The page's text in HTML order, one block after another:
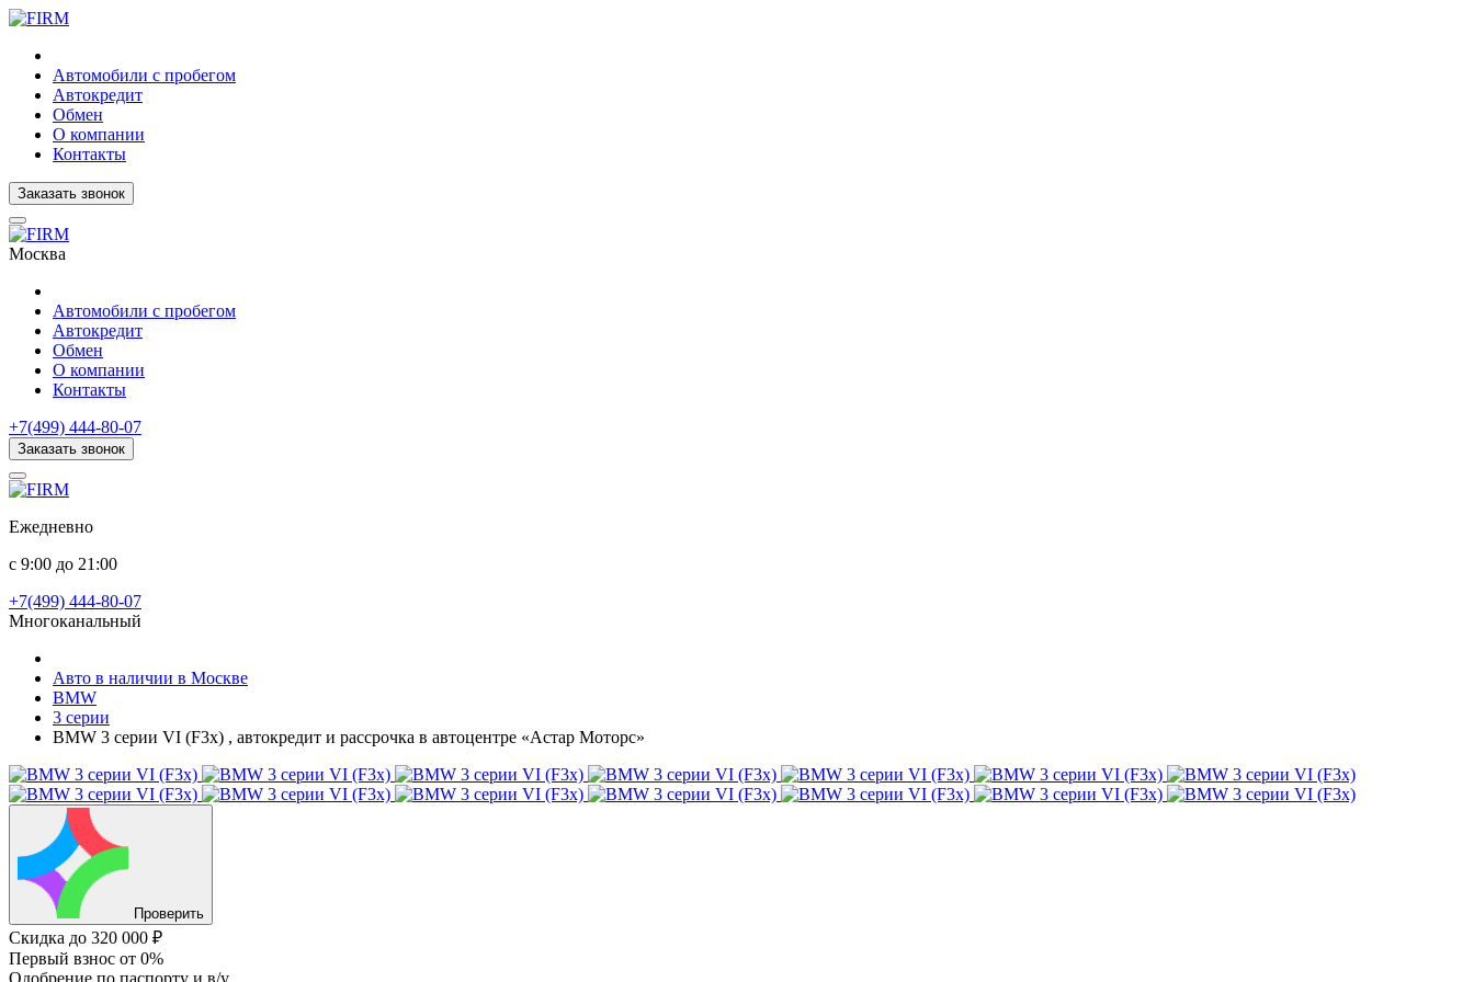
Автомобили с пробегом
Автокредит
Обмен
О компании
Контакты
Заказать звонок
Москва
Автомобили с пробегом
Автокредит
Обмен
О компании
Контакты
+7(499) 444-80-07
Заказать звонок
Ежедневно
с 9:00 до 21:00
+7(499) 444-80-07
Многоканальный
Авто в наличии в Москве
BMW
3 серии
BMW 3 серии VI (F3x) , автокредит и рассрочка в автоцентре «Астар Моторс»
Проверить
Скидка до 320 000 ₽
Первый взнос от 0%
Одобрение по паспорту и в/у